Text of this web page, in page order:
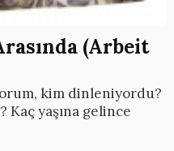
(Arbeit
kim dinleniyordu?
yaşına gelince